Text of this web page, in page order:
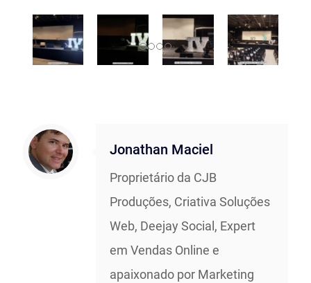
Jonathan Maciel
Proprietário da CJB
Produções, Criativa Soluções
Web, Deejay Social, Expert
em Vendas Online e
apaixonado por Marketing